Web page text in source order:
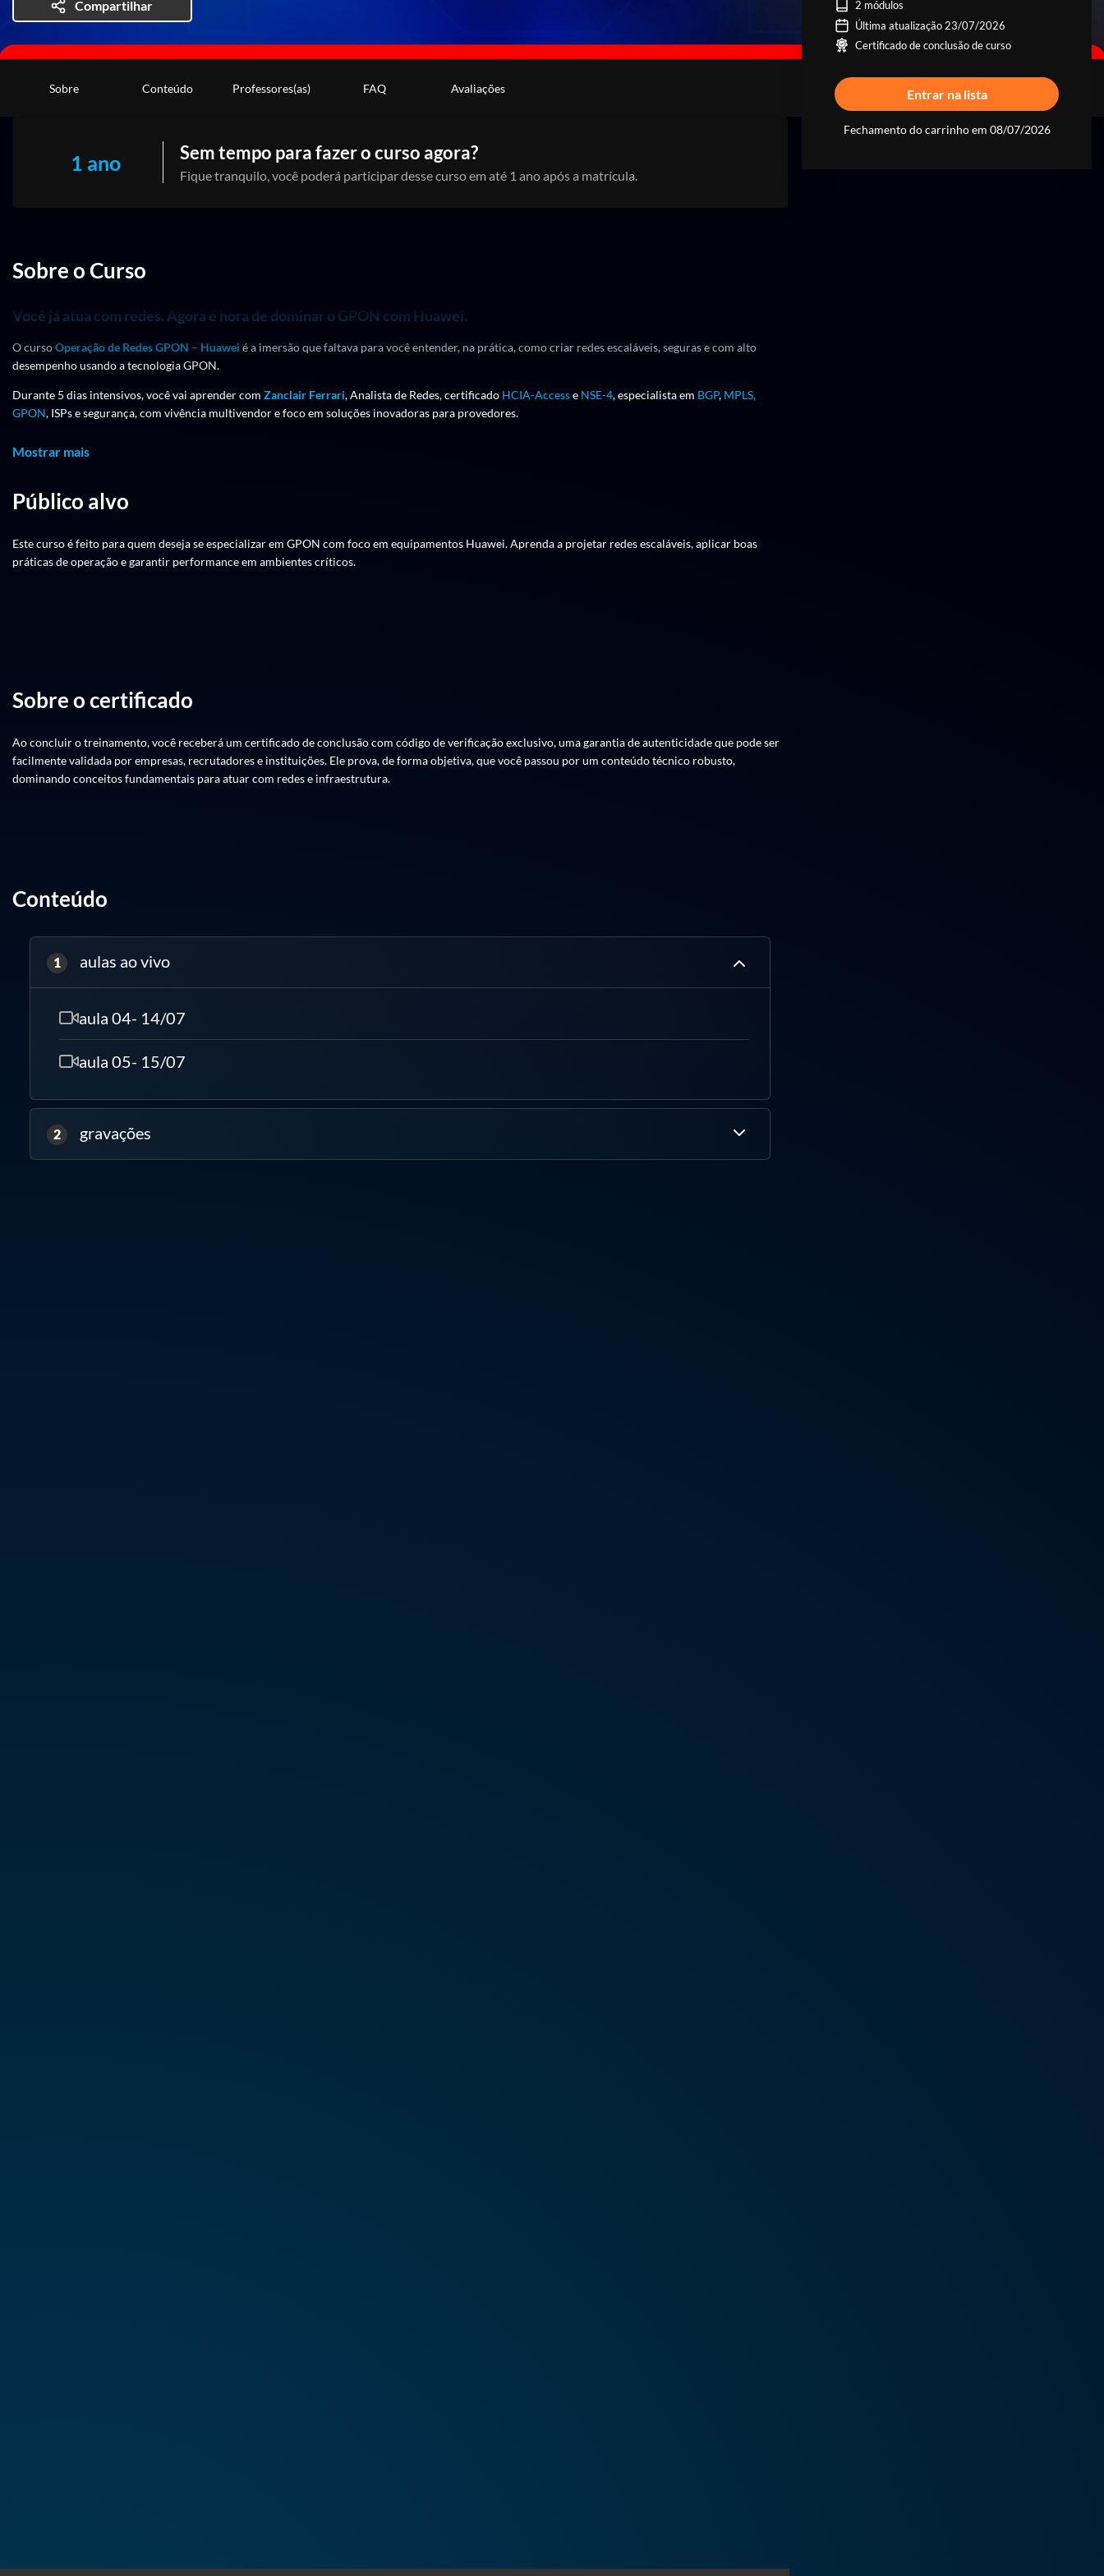
Compartilhar
Sobre Conteúdo Professores(as) FAQ Avaliações
1 ano Sem tempo para fazer o curso agora?
Fique tranquilo, você poderá participar desse curso em até 1 ano após a matrícula.
Sobre o Curso
Você já atua com redes. Agora é hora de dominar o GPON com Huawei.
O cursoOperação de Redes GPON – Huawei é a imersão que faltava para você entender, na prática, como criar redes escaláveis, seguras e com alto
desempenho usando a tecnologia GPON.
Durante 5 dias intensivos, você vai aprender com Zanclair Ferrari, Analista de Redes, certificado HCIA-Accesse NSE-4, especialista em BGP, MPLS,
GPON, ISPs e segurança, com vivência multivendor e foco em soluções inovadoras para provedores.
operação.
Carga Horária e Datas
: das 19h às 22h
MÓDULO2 Camada óptica, VLANs e projeto de rede VLANs: C-VLAN, S-VLA, Alcance e óptica: distâncias, classes de GBIC/ SFP, potência óptica,
MÓDULO3 Operação Huawei Introdução às OLTs Huawei e visão do sistema, CLI e níveis de usuários (perfis e permissões), VLANs na prática: tipos e
atributos, Rotinas operacionais: autosave, Gerência: In-Band e Out-of-Band
Mostrar mais
Público alvo
Este curso é feito para quem deseja se especializar em GPON com foco em equipamentos Huawei. Aprenda a projetar redes escaláveis, aplicar boas
práticas de operação e garantir performance em ambientes críticos.
Sobre o certificado
Ao concluir o treinamento, você receberá um certificado de conclusão com código de verificação exclusivo, uma garantia de autenticidade que pode ser
facilmente validada por empresas, recrutadores e instituições. Ele prova, de forma objetiva, que você passou por um conteúdo técnico robusto,
dominando conceitos fundamentais para atuar com redes e infraestrutura.
Conteúdo
1 aulas ao vivo
aula 04- 14/07
aula 05- 15/07
2 gravações
2 módulos
Última atualização 23/07/2026
Certificado de conclusão de curso
Entrar na lista
Fechamento do carrinho em 08/07/2026